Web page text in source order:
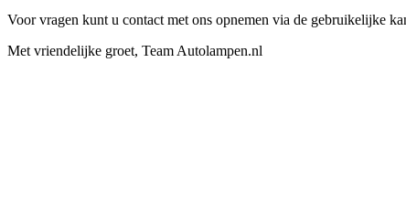
Voor vragen kunt u contact met ons opnemen via de gebruikelijke
Met vriendelijke groet, Team Autolampen.nl